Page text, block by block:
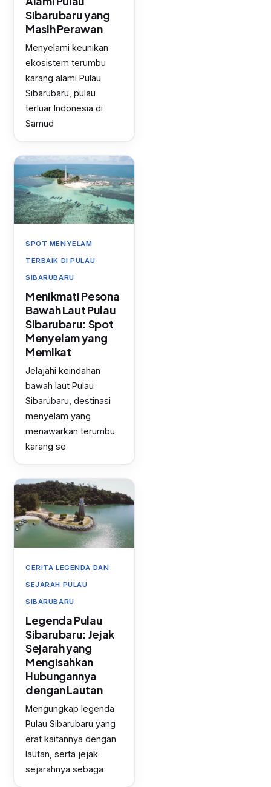
Sibarubaru yang
Masih Perawan
Menyelami keunikan
ekosistem terumbu
karang alami Pulau
Sibarubaru, pulau
terluar Indonesia di
Samud
SPOT MENYELAM
TERBAIK DI PULAU
SIBARUBARU
Menikmati Pesona
Bawah Laut Pulau
Sibarubaru: Spot
Menyelam yang
Memikat
Jelajahi keindahan
bawah laut Pulau
Sibarubaru, destinasi
menyelam yang
menawarkan terumbu
karang se
CERITA LEGENDA DAN
SEJARAH PULAU
SIBARUBARU
Legenda Pulau
Sibarubaru: Jejak
Sejarah yang
Mengisahkan
Hubungannya
dengan Lautan
Mengungkap legenda
Pulau Sibarubaru yang
erat kaitannya dengan
lautan, serta jejak
sejarahnya sebaga